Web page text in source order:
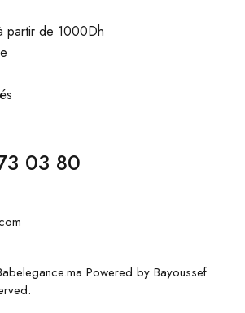
partir de 1000Dh
03 80
Powered by Bayoussef